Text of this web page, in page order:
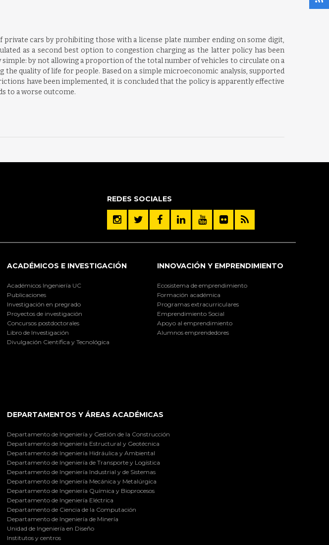
cars by prohibiting those with a license plate number ending on some digit,
as a second best option to congestion charging as the latter policy has been
by not allowing a proportion of the total number of vehicles to circulate on a
quality of life for people. Based on a simple microeconomic analysis, supported
have been implemented, it is concluded that the policy is apparently effective
to a worse outcome.
REDES SOCIALES
ACADÉMICOS E INVESTIGACIÓN
Académicos Ingeniería UC
Publicaciones
Investigación en pregrado
Proyectos de investigación
Concursos postdoctorales
Libro de Investigación
Divulgación Científica y Tecnológica
INNOVACIÓN Y EMPRENDIMIENTO
Ecosistema de emprendimiento
Formación académica
Programas extracurriculares
Emprendimiento Social
Apoyo al emprendimiento
Alumnos emprendedores
DEPARTAMENTOS Y ÁREAS ACADÉMICAS
Departamento de Ingeniería y Gestión de la Construcción
Departamento de Ingeniería Estructural y Geotécnica
Departamento de Ingeniería Hidráulica y Ambiental
Departamento de Ingeniería de Transporte y Logística
Departamento de Ingeniería Industrial y de Sistemas
Departamento de Ingeniería Mecánica y Metalúrgica
Departamento de Ingeniería Química y Bioprocesos
Departamento de Ingeniería Eléctrica
Departamento de Ciencia de la Computación
Departamento de Ingeniería de Minería
Unidad de Ingeniería en Diseño
Institutos y centros